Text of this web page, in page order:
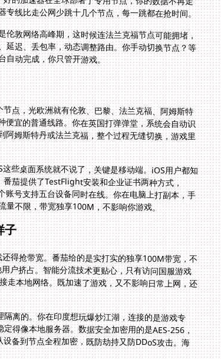
线比走公网少跳十几个节点，每一跳都在抢时间。
敦网络高峰期，这时候连法兰克福节点可能拥堵，
迟、丢包率，动态调整路由。你手动切换节点？等
自动完成，你只管开游戏。
点，光欧洲就有伦敦、巴黎、法兰克福、阿姆斯特
CN2 GIA线路，不是那种便宜的普通线路。你在英国打弹弹堂，系统会自动识
负载过高，会智能切换到阿姆斯特丹或法兰克福，整个过程无缝切换，游戏里
些桌面系统就不说了，关键是移动端。iOS用户都知
番茄提供了TestFlight安装和企业证书两种方式，
号支持五台设备同时在线。你在电脑上打副本，手
量不限，带宽独享100M，不影响你游戏。
子
得抢带宽。番茄给的是实打实的独享100M带宽，不
户挤占。智能分流技术更贴心，只有访问国服游戏
本地网络。既加速了游戏，又不影响日常上网，还
离的。你在印度想玩爆炒江湖，连接的是游戏专
得像本地服务器。数据安全加密用的是AES-256，
备到节点全程加密，既防劫持又防DDoS攻击。海